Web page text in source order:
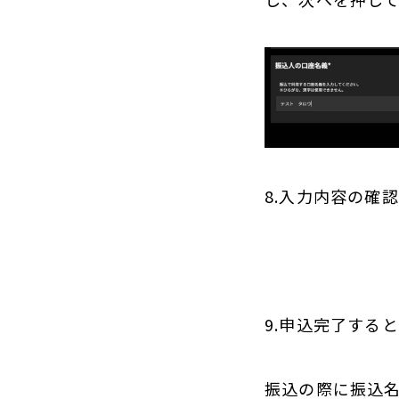
8.入力内容の確
9.申込完了する
振込の際に振込